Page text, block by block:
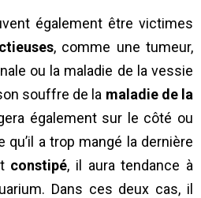
également être victimes
, comme une tumeur,
ou la maladie de la vessie
souffre de la maladie de la
également sur le côté ou
qu’il a trop mangé la dernière
constipé, il aura tendance à
Dans ces deux cas, il